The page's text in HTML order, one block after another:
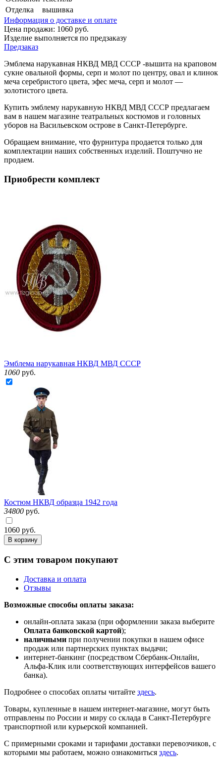
Отделка
вышивка
Информация о доставке и оплате
Цена продажи: 1060 руб.
Изделие выполняется по предзаказу
Предзаказ
Эмблема нарукавная НКВД МВД СССР -вышита на краповом
сукне овальной формы, серп и молот по центру, овал и клинок
меча серебристого цвета, эфес меча, серп и молот —
золотистого цвета.
Купить эмблему нарукавную НКВД МВД СССР предлагаем
вам в нашем магазине театральных костюмов и головных
уборов на Васильевском острове в Санкт-Петербурге.
Обращаем внимание, что фурнитура продается только для
комплектации наших собственных изделий. Поштучно не
продаем.
Приобрести комплект
Эмблема нарукавная НКВД МВД СССР
1060 руб.
Костюм НКВД образца 1942 года
34800 руб.
1060 руб.
В корзину
С этим товаром покупают
Доставка и оплата
Отзывы
Возможные способы оплаты заказа:
онлайн-оплата заказа (при оформлении заказа выберите
Оплата банковской картой);
наличными при получении покупки в нашем офисе
продаж или партнерских пунктах выдачи;
интернет-банкинг (посредством Сбербанк-Онлайн,
Альфа-Клик или соответствующих интерфейсов вашего
банка).
Подробнее о способах оплаты читайте здесь.
Товары, купленные в нашем интернет-магазине, могут быть
отправлены по России и миру со склада в Санкт-Петербурге
транспортной или курьерской компанией.
С примерными сроками и тарифами доставки перевозчиков, с
которыми мы работаем, можно ознакомиться здесь.